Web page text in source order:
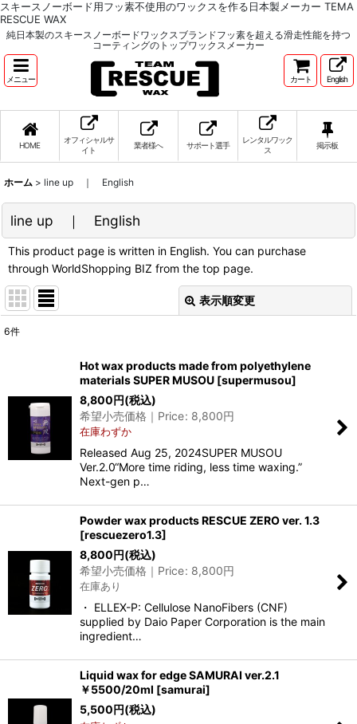
スキースノーボード用フッ素不使用のワックスを作る日本製メーカー TEMA
RESCUE WAX
純日本製のスキースノーボードワックスブランドフッ素を超える滑走性能を持つ
コーティングのトップワックスメーカー
メニュー カート English
HOME
オフィシャルサ
イト
業者様へ サポート選手
レンタルワック
ス
掲示板
ホーム > line up ｜ English
line up ｜ English
This product page is written in English. You can purchase
through WorldShopping BIZ from the top page.
表示順変更
6件
Hot wax products made from polyethylene
materials SUPER MUSOU [supermusou]
8,800円(税込)
希望小売価格｜Price: 8,800円
在庫わずか
Released Aug 25, 2024SUPER MUSOU
Ver.2.0“More time riding, less time waxing.”
Next-gen p…
Powder wax products RESCUE ZERO ver. 1.3
[rescuezero1.3]
8,800円(税込)
希望小売価格｜Price: 8,800円
在庫あり
・ ELLEX-P: Cellulose NanoFibers (CNF)
supplied by Daio Paper Corporation is the main
ingredient…
Liquid wax for edge SAMURAI ver.2.1
￥5500/20ml [samurai]
5,500円(税込)